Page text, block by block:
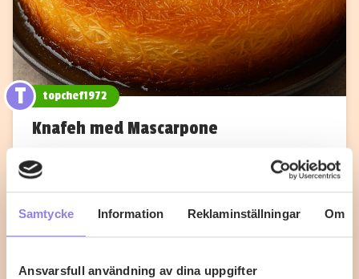
Samtycke Information Reklaminställningar Om
Ansvarsfull användning av dina uppgifter
T topchef1972
Knafeh med Mascarpone
Mellan Österns delikata bakverk gjord med
marscapone
1 0